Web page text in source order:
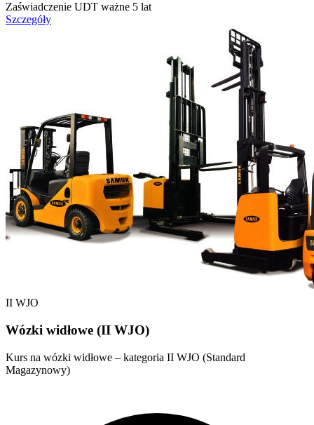
Zaświadczenie UDT ważne 5 lat
Szczegóły
II WJO
Wózki widłowe (II WJO)
Kurs na wózki widłowe – kategoria II WJO (Standard
Magazynowy)